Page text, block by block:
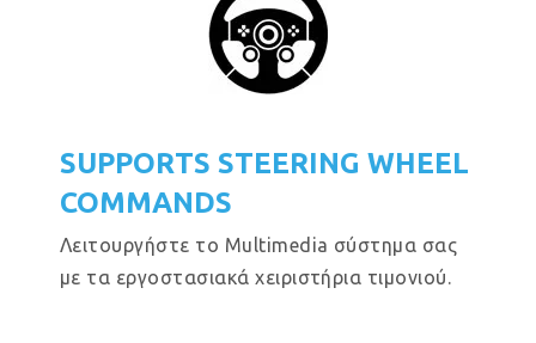
SUPPORTS STEERING WHEEL
COMMANDS
Λειτουργήστε το Multimedia σύστημα σας
με τα εργοστασιακά χειριστήρια τιμονιού.